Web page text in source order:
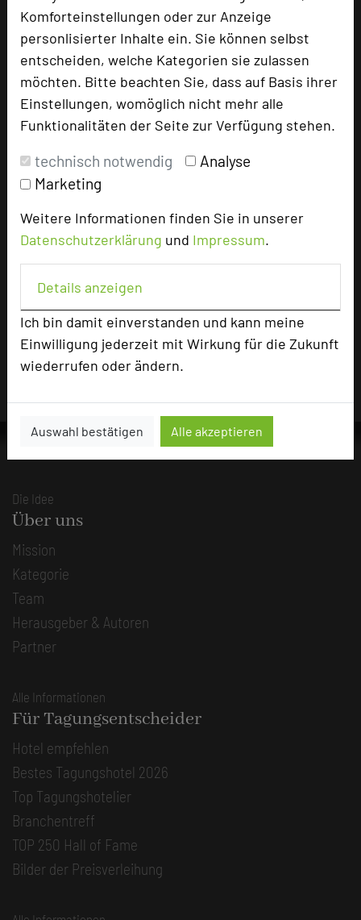
Komforteinstellungen oder zur Anzeige
personlisierter Inhalte ein. Sie können selbst
entscheiden, welche Kategorien sie zulassen
möchten. Bitte beachten Sie, dass auf Basis ihrer
Einstellungen, womöglich nicht mehr alle
Funktionalitäten der Seite zur Verfügung stehen.
technisch notwendig
Analyse
Marketing
Weitere Informationen finden Sie in unserer
Datenschutzerklärung und Impressum.
Details anzeigen
Ich bin damit einverstanden und kann meine
Einwilligung jederzeit mit Wirkung für die Zukunft
wiederrufen oder ändern.
Auswahl bestätigen Alle akzeptieren
Besonders geeignet für
Seminar, Konferenz, Klausur, Event
733 Seiten dieses Hotels wurden in den vergangenen
30 Tagen auf diesem Portal aufgerufen.
Impressum zum Hotel
Für die Verwendung der Bilder haben die jeweiligen Hotels die
verantwortlich.
Die Idee
Über uns
Mission
Kategorie
Team
Herausgeber & Autoren
Partner
Alle Informationen
Für Tagungsentscheider
Hotel empfehlen
Bestes Tagungshotel 2026
Top Tagungshotelier
Branchentreff
TOP 250 Hall of Fame
Bilder der Preisverleihung